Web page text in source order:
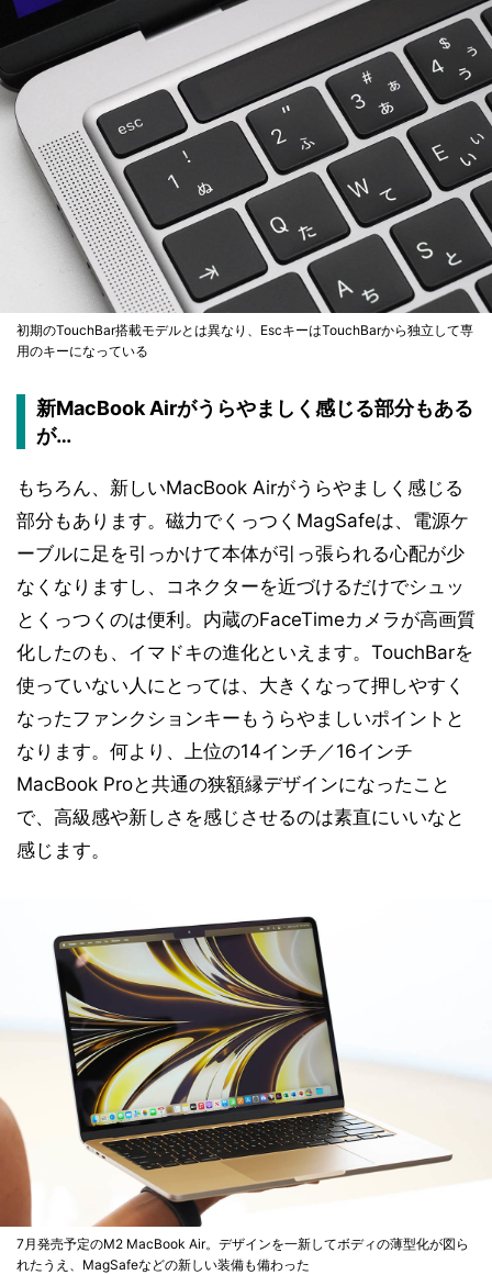
初期のTouchBar搭載モデルとは異なり、EscキーはTouchBarから独立して専
用のキーになっている
新MacBook Airがうらやましく感じる部分もある
が…
もちろん、新しいMacBook Airがうらやましく感じる
部分もあります。磁力でくっつくMagSafeは、電源ケ
ーブルに足を引っかけて本体が引っ張られる心配が少
なくなりますし、コネクターを近づけるだけでシュッ
とくっつくのは便利。内蔵のFaceTimeカメラが高画質
化したのも、イマドキの進化といえます。TouchBarを
使っていない人にとっては、大きくなって押しやすく
なったファンクションキーもうらやましいポイントと
なります。何より、上位の14インチ／16インチ
MacBook Proと共通の狭額縁デザインになったこと
で、高級感や新しさを感じさせるのは素直にいいなと
感じます。
7月発売予定のM2 MacBook Air。デザインを一新してボディの薄型化が図ら
れたうえ、MagSafeなどの新しい装備も備わった